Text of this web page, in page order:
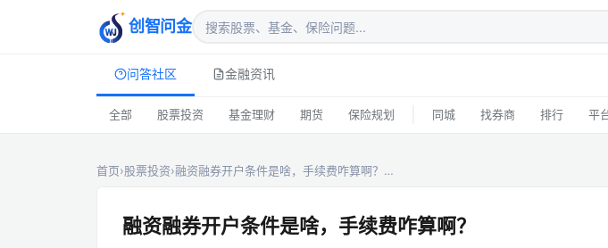
创智问金
问答社区 金融资讯
全部 股票投资 基金理财 期货 保险规划 同城 找券商 排行 平
首页›股票投资›融资融券开户条件是啥，手续费咋算啊？…
融资融券开户条件是啥，手续费咋算啊？